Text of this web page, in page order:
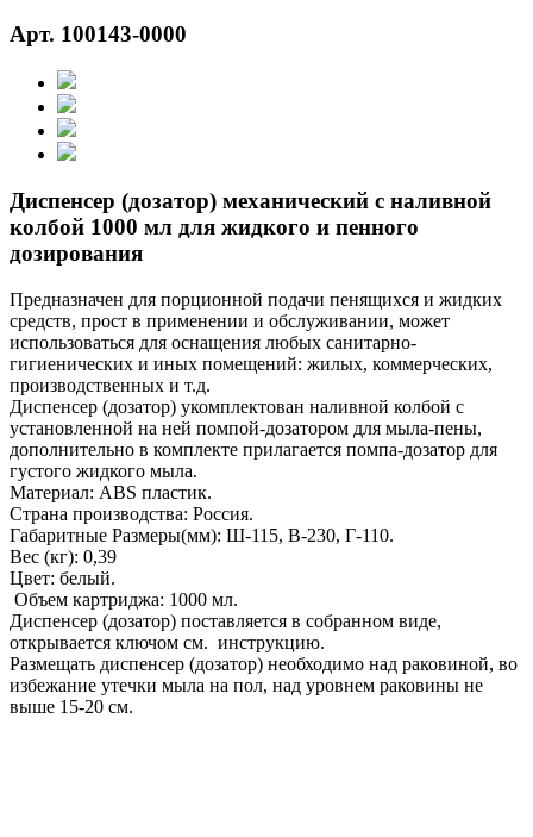
Арт. 100143-0000
Диспенсер (дозатор) механический с наливной
колбой 1000 мл для жидкого и пенного
дозирования
Предназначен для порционной подачи пенящихся и жидких
средств, прост в применении и обслуживании, может
использоваться для оснащения любых санитарно-
гигиенических и иных помещений: жилых, коммерческих,
производственных и т.д.
Диспенсер (дозатор) укомплектован наливной колбой с
установленной на ней помпой-дозатором для мыла-пены,
дополнительно в комплекте прилагается помпа-дозатор для
густого жидкого мыла.
Материал: ABS пластик.
Страна производства: Россия.
Габаритные Размеры(мм): Ш-115, В-230, Г-110.
Вес (кг): 0,39
Цвет: белый.
Объем картриджа: 1000 мл.
Диспенсер (дозатор) поставляется в собранном виде,
открывается ключом см. инструкцию.
Размещать диспенсер (дозатор) необходимо над раковиной, во
избежание утечки мыла на пол, над уровнем раковины не
выше 15-20 см.